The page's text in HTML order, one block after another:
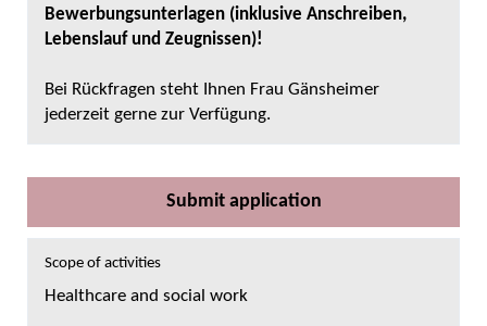
Bewerbungsunterlagen (inklusive Anschreiben,
Lebenslauf und Zeugnissen)!
Bei Rückfragen steht Ihnen Frau Gänsheimer
jederzeit gerne zur Verfügung.
Submit application
Scope of activities
Healthcare and social work